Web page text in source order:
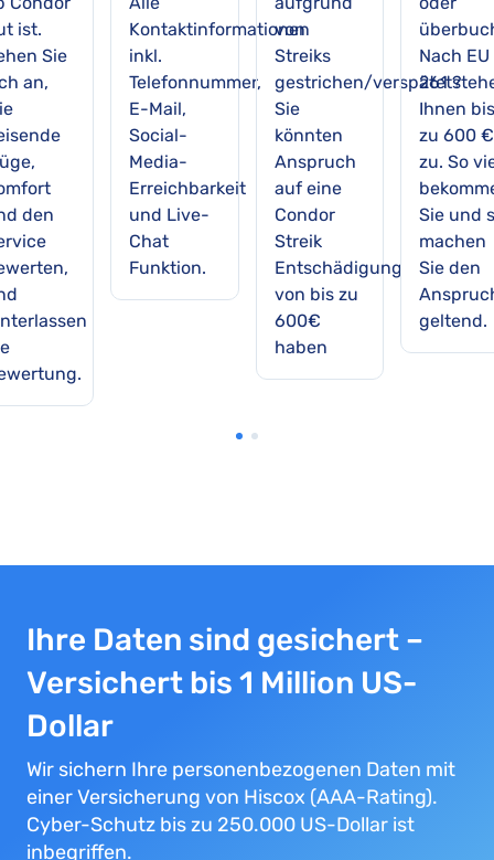
ist.
Sie
an,
den
Kontaktinformationen
inkl.
Telefonnummer,
E-Mail,
Social-
Media-
Erreichbarkeit
und Live-
Chat
Funktion.
von
Streiks
gestrichen/verspätet?
Sie
könnten
Anspruch
auf eine
Condor
Streik
Entschädigung
von bis zu
600€
haben
Nach EU
261
Ihnen bis
zu 600 €
zu. So
Sie und
machen
Sie den
geltend.
Ihre Daten sind gesichert –
Versichert bis 1 Million US-
Dollar
Wir sichern Ihre personenbezogenen Daten mit
einer Versicherung von Hiscox (AAA-Rating).
Cyber-Schutz bis zu 250.000 US-Dollar ist
inbegriffen.